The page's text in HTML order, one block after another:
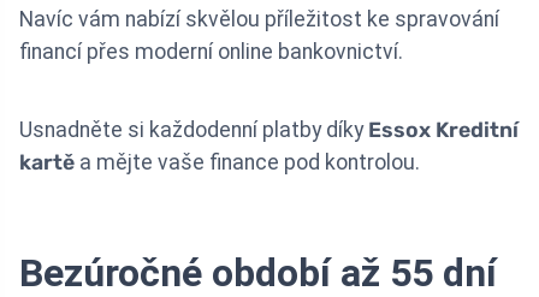
Navíc vám nabízí skvělou příležitost ke spravování
financí přes moderní online bankovnictví.
Usnadněte si každodenní platby díky Essox Kreditní
kartě a mějte vaše finance pod kontrolou.
Bezúročné období až 55 dní